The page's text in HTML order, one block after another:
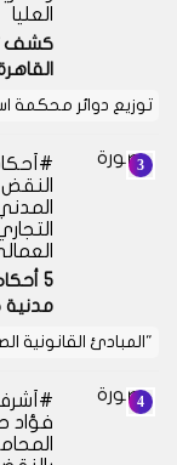
العليا
كشف
توزيع دوائر محكمة
النقض
5
"المبادئ القانونية
فؤاد